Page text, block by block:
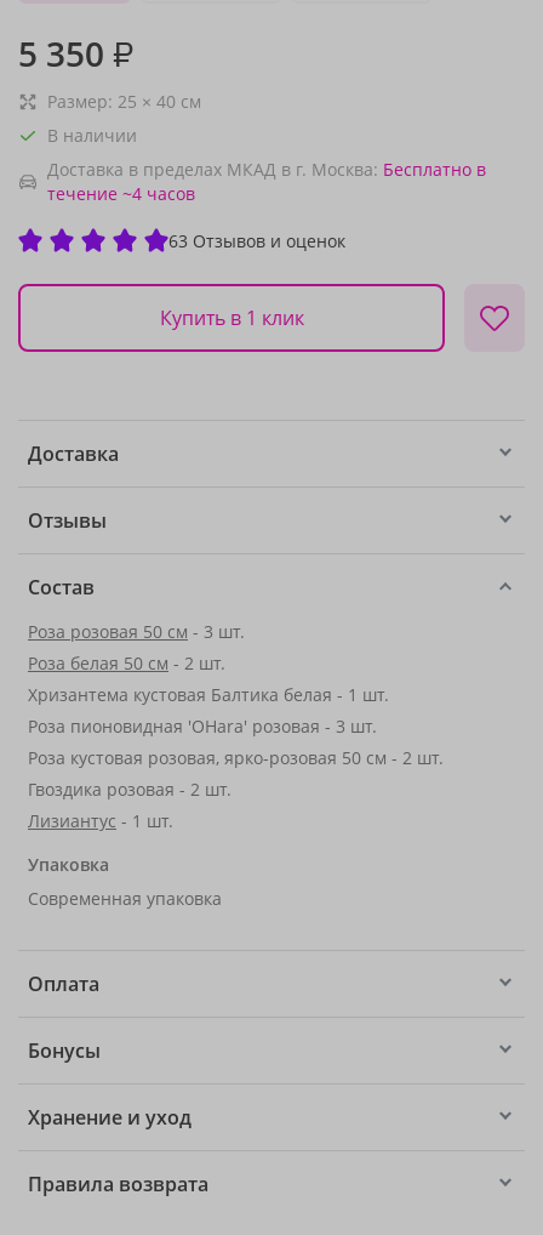
5 350 ₽
Размер: 25 × 40 см
В наличии
Доставка в пределах МКАД в г. Москва: Бесплатно в
течение ~4 часов
63 Отзывов и оценок
Купить в 1 клик
Доставка
Отзывы
Состав
Роза розовая 50 см - 3 шт.
Роза белая 50 см - 2 шт.
Хризантема кустовая Балтика белая - 1 шт.
Роза пионовидная 'OHara' розовая - 3 шт.
Роза кустовая розовая, ярко-розовая 50 см - 2 шт.
Гвоздика розовая - 2 шт.
Лизиантус - 1 шт.
Упаковка
Современная упаковка
Оплата
Бонусы
Хранение и уход
Правила возврата